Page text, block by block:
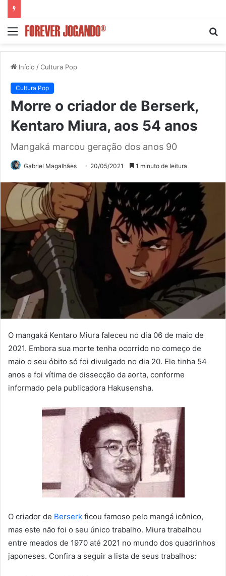
Menu
Início /Cultura Pop
Cultura Pop
Morre o criador de Berserk,
Kentaro Miura, aos 54 anos
Mangaká marcou geração dos anos 90
Gabriel Magalhães 20/05/2021 1 minuto de leitura
O mangaká Kentaro Miura faleceu no dia 06 de maio de
2021. Embora sua morte tenha ocorrido no começo de
maio o seu óbito só foi divulgado no dia 20. Ele tinha 54
anos e foi vítima de dissecção da aorta, conforme
informado pela publicadora Hakusensha.
O criador de Berserk ficou famoso pelo mangá icônico,
mas este não foi o seu único trabalho. Miura trabalhou
entre meados de 1970 até 2021 no mundo dos quadrinhos
japoneses. Confira a seguir a lista de seus trabalhos: